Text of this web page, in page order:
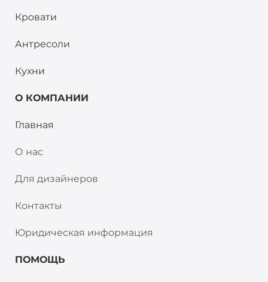
Кровати
Антресоли
Кухни
О КОМПАНИИ
Главная
О нас
Для дизайнеров
Контакты
Юридическая информация
ПОМОЩЬ